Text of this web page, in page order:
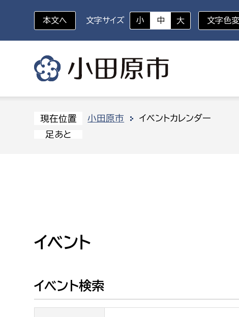
いざというときに
対象者を選択
高校生・大学生など
妊産婦
組織から探す
部に属さない室
市民部 防災部
本文へ 文字サイズ 小 中 大 文字色
現在位置 小田原市
イベントカレンダー
足あと
イベント
イベント検索